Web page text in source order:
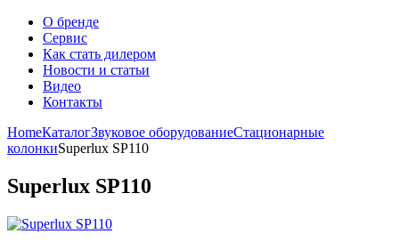
О бренде
Сервис
Как стать дилером
Новости и статьи
Видео
Контакты
HomeКаталогЗвуковое оборудованиеСтационарные
колонкиSuperlux SP110
Superlux SP110